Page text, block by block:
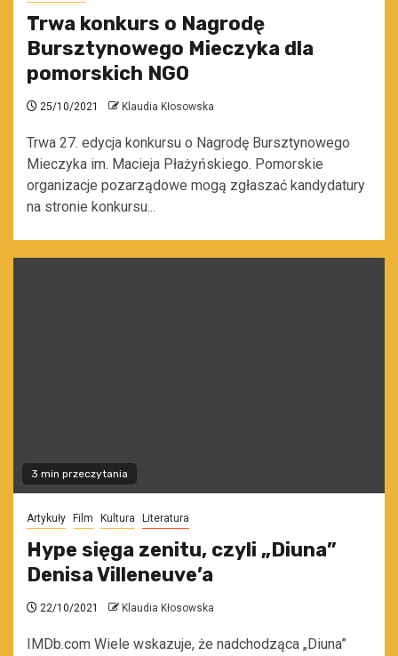
Trwa konkurs o Nagrodę
Bursztynowego Mieczyka dla
pomorskich NGO
25/10/2021 Klaudia Kłosowska
Trwa 27. edycja konkursu o Nagrodę Bursztynowego
Mieczyka im. Macieja Płażyńskiego. Pomorskie
organizacje pozarządowe mogą zgłaszać kandydatury
na stronie konkursu...
3 min przeczytania
Artykuły Film Kultura Literatura
Hype sięga zenitu, czyli „Diuna”
Denisa Villeneuve’a
22/10/2021 Klaudia Kłosowska
IMDb.com Wiele wskazuje, że nadchodząca „Diuna”